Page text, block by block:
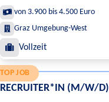
von 3.900 bis 4.500 Euro
Graz Umgebung-West
Vollzeit
TOP JOB
RECRUITER*IN (M/W/D)